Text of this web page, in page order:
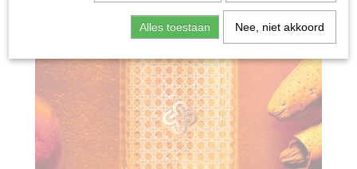
Alles toestaan Nee, niet akkoord